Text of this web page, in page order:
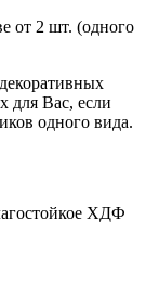
от 2 шт. (одного
для Вас, если
одного вида.
ХДФ